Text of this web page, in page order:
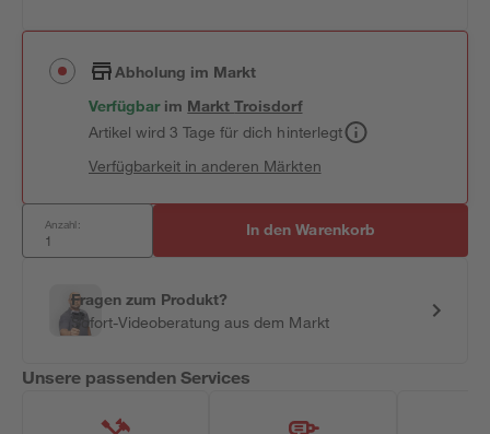
Abholung im Markt
Verfügbar im MarktTroisdorf
Artikel wird 3 Tage für dich hinterlegt
Verfügbarkeit in anderen Märkten
Anzahl: In den Warenkorb
Fragen zum Produkt?
Sofort-Videoberatung aus dem Markt
Unsere passenden Services